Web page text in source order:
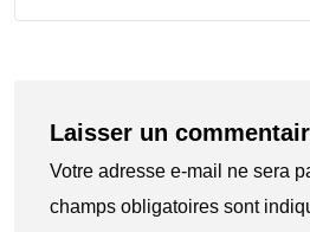
Laisser un
Votre adresse e-mail ne sera
champs obligatoires sont